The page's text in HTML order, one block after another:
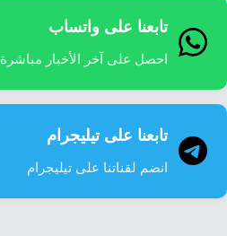
تابعنا على واتساب
احصل على آخر الأخبار مباشرة
تابعنا على تيليجرام
انضم لقناتنا على تيليجرام